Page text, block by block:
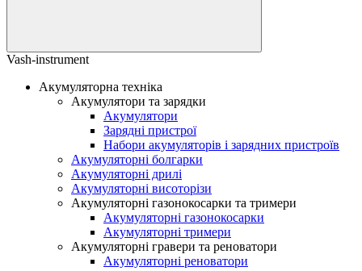
Vash-instrument
Акумуляторна техніка
Акумулятори та зарядки
Акумулятори
Зарядні пристрої
Набори акумуляторів і зарядних пристроїв
Акумуляторні болгарки
Акумуляторні дрилі
Акумуляторні висоторізи
Акумуляторні газонокосарки та тримери
Акумуляторні газонокосарки
Акумуляторні тримери
Акумуляторні гравери та реноватори
Акумуляторні реноватори